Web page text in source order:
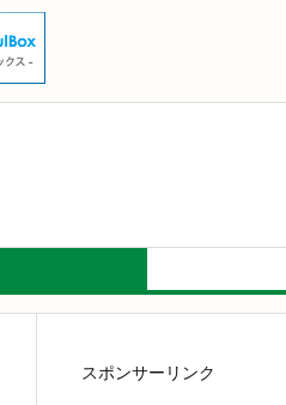
スポンサーリンク